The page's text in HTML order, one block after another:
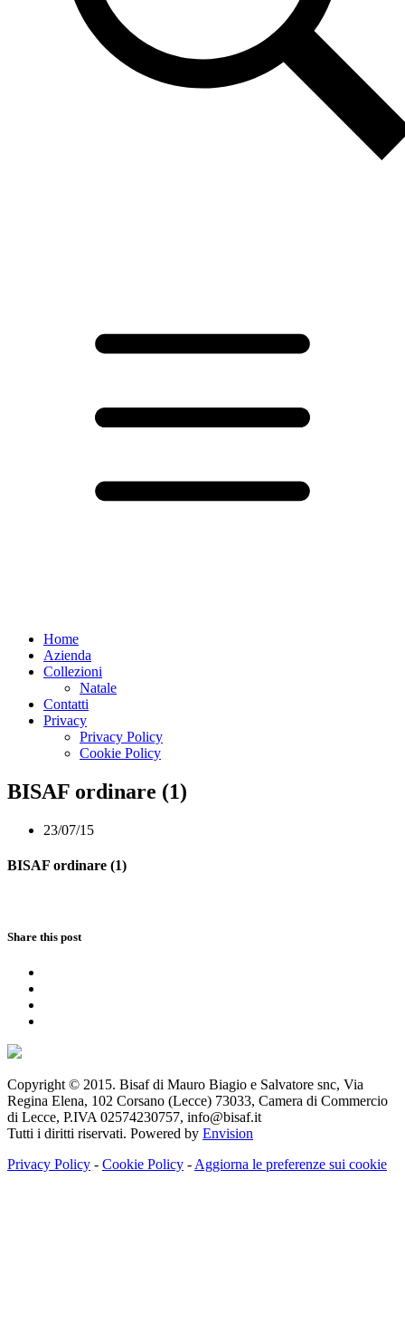
Home
Azienda
Collezioni
Natale
Contatti
Privacy
Privacy Policy
Cookie Policy
BISAF ordinare (1)
23/07/15
BISAF ordinare (1)
Share this post
Copyright © 2015. Bisaf di Mauro Biagio e Salvatore snc, Via
Regina Elena, 102 Corsano (Lecce) 73033, Camera di Commercio
di Lecce, P.IVA 02574230757, info@bisaf.it
Tutti i diritti riservati. Powered by Envision
Privacy Policy - Cookie Policy - Aggiorna le preferenze sui cookie